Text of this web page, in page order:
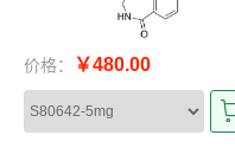
价格： ￥480.00